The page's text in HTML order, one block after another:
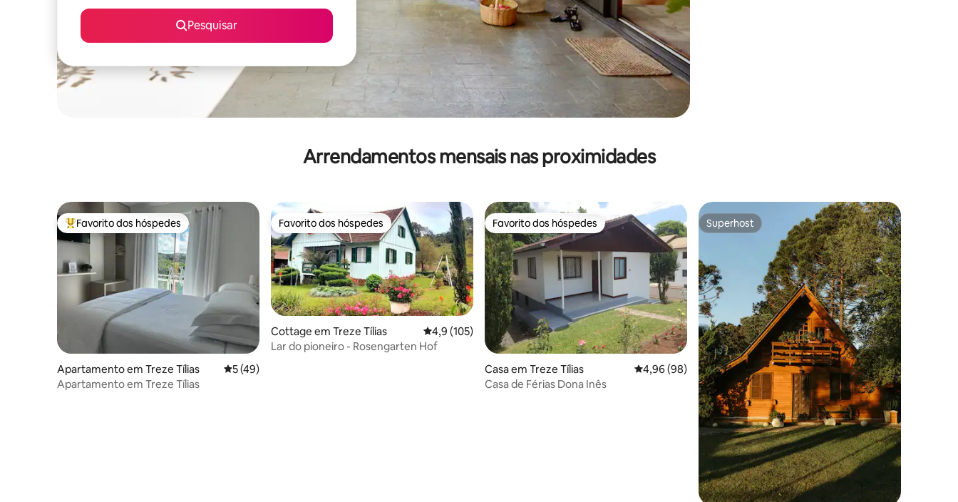
Pesquisar
Arrendamentos mensais nas proximidades
Favoritos dos hóspedes mais apreciados
Favorito dos hóspedes
Apartamento em Treze Tílias Classificação média de 5 em 5 estrelas, 49avaliações
5 (49)
Apartamento em Treze Tílias
Favorito dos hóspedes
Favorito dos hóspedes
Cottage em Treze Tílias Classificação média de 4,9 em 5 estrelas, 105avaliações
4,9 (105)
Lar do pioneiro - Rosengarten Hof
Favorito dos hóspedes
Favorito dos hóspedes
Casa em Treze Tílias Classificação média de 4,96 em 5 estrelas, 98avaliações
4,96 (98)
Casa de Férias Dona Inês
Superhost
Superhost